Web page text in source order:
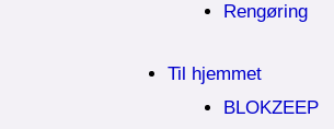
Rengøring
Til hjemmet
BLOKZEEP